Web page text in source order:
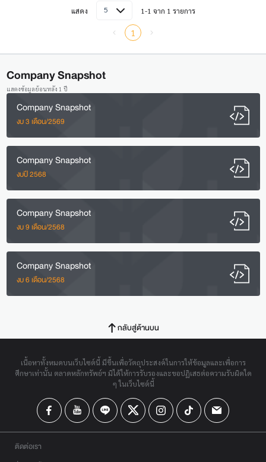
แสดง 5 1-1 จาก 1 รายการ
1
Company Snapshot
แสดงข้อมูลย้อนหลัง 1 ปี
Company Snapshot
งบ 3 เดือน/2569
Company Snapshot
งบปี 2568
Company Snapshot
งบ 9 เดือน/2568
Company Snapshot
งบ 6 เดือน/2568
กลับสู่ด้านบน
เนื้อหาทั้งหมดบนเว็บไซต์นี้ มีขึ้นเพื่อวัตถุประสงค์ในการให้ข้อมูลและเพื่อการ
ศึกษาเท่านั้น ตลาดหลักทรัพย์ฯ มิได้ให้การรับรองและขอปฏิเสธต่อความรับผิดใด
ๆ ในเว็บไซต์นี้
ติดต่อเรา